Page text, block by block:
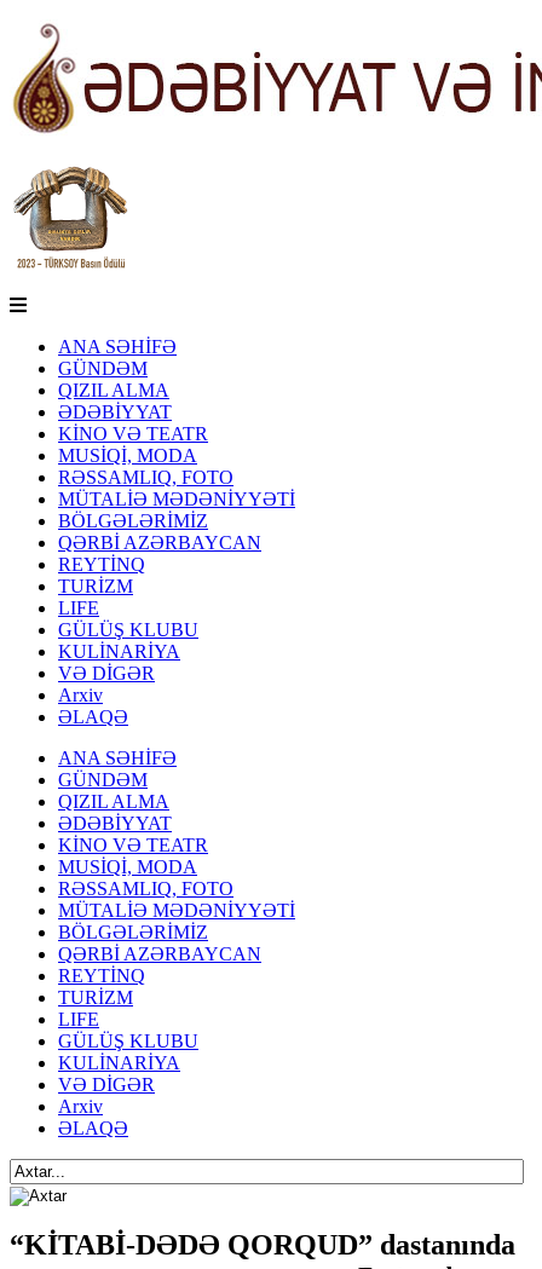
ANA SƏHİFƏ
GÜNDƏM
QIZIL ALMA
ƏDƏBİYYAT
KİNO VƏ TEATR
MUSİQİ, MODA
RƏSSAMLIQ, FOTO
MÜTALİƏ MƏDƏNİYYƏTİ
BÖLGƏLƏRİMİZ
QƏRBİ AZƏRBAYCAN
REYTİNQ
TURİZM
LIFE
GÜLÜŞ KLUBU
KULİNARİYA
VƏ DİGƏR
Arxiv
ƏLAQƏ
ANA SƏHİFƏ
GÜNDƏM
QIZIL ALMA
ƏDƏBİYYAT
KİNO VƏ TEATR
MUSİQİ, MODA
RƏSSAMLIQ, FOTO
MÜTALİƏ MƏDƏNİYYƏTİ
BÖLGƏLƏRİMİZ
QƏRBİ AZƏRBAYCAN
REYTİNQ
TURİZM
LIFE
GÜLÜŞ KLUBU
KULİNARİYA
VƏ DİGƏR
Arxiv
ƏLAQƏ
“KİTABİ-DƏDƏ QORQUD” dastanında